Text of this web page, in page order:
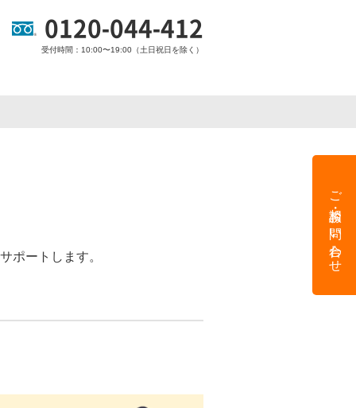
0120-044-412
受付時間：10:00〜19:00（土日祝日を除く）
ポートします。 ご相談・お問い合わせ